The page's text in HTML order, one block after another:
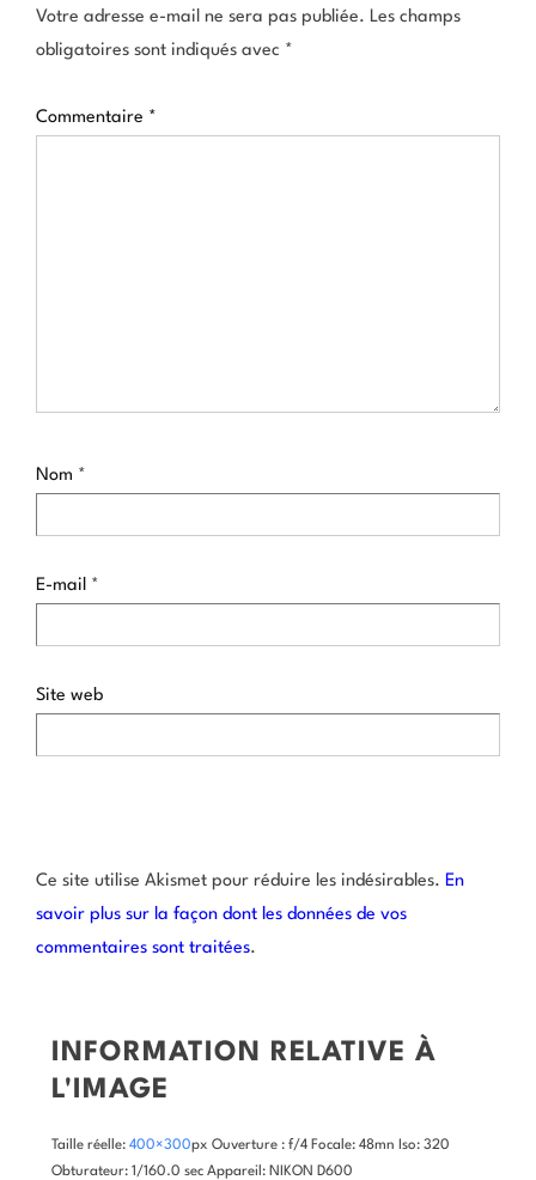
Votre adresse e-mail ne sera pas publiée. Les champs
obligatoires sont indiqués avec *
Commentaire *
Nom *
E-mail *
Site web
Ce site utilise Akismet pour réduire les indésirables. En
savoir plus sur la façon dont les données de vos
commentaires sont traitées.
INFORMATION RELATIVE À
L'IMAGE
Taille réelle: 400×300px Ouverture : f/4 Focale: 48mn Iso: 320
Obturateur: 1/160.0 sec Appareil: NIKON D600